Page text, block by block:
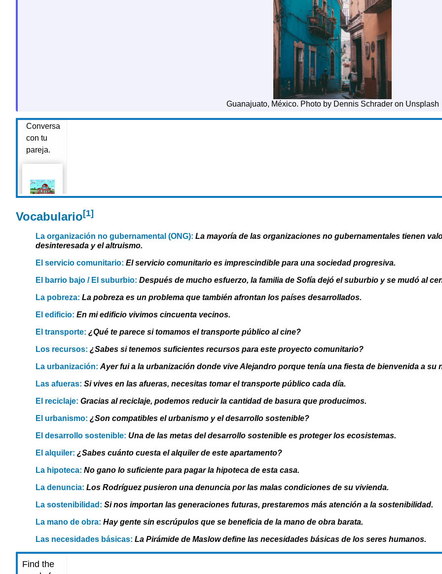
Guanajuato, México. Photo by Dennis Schrader on Unsplash
Vocabulario[1]
La organización no gubernamental (ONG): La mayoría de las organizaciones no gubernamentales tienen
desinteresada y el altruismo.
El servicio comunitario: El servicio comunitario es imprescindible para una sociedad progresiva.
El barrio bajo / El suburbio: Después de mucho esfuerzo, la familia de Sofía dejó el suburbio y se mudó al
La pobreza: La pobreza es un problema que también afrontan los países desarrollados.
El edificio: En mi edificio vivimos cincuenta vecinos.
El transporte: ¿Qué te parece si tomamos el transporte público al cine?
Los recursos: ¿Sabes si tenemos suficientes recursos para este proyecto comunitario?
La urbanización: Ayer fui a la urbanización donde vive Alejandro porque tenía una fiesta de bienvenida a su
Las afueras: Si vives en las afueras, necesitas tomar el transporte público cada día.
El reciclaje: Gracias al reciclaje, podemos reducir la cantidad de basura que producimos.
El urbanismo: ¿Son compatibles el urbanismo y el desarrollo sostenible?
El desarrollo sostenible: Una de las metas del desarrollo sostenible es proteger los ecosistemas.
El alquiler: ¿Sabes cuánto cuesta el alquiler de este apartamento?
La hipoteca: No gano lo suficiente para pagar la hipoteca de esta casa.
La denuncia: Los Rodríguez pusieron una denuncia por las malas condiciones de su vivienda.
La sostenibilidad: Si nos importan las generaciones futuras, prestaremos más atención a la sostenibilidad.
La mano de obra: Hay gente sin escrúpulos que se beneficia de la mano de obra barata.
Las necesidades básicas: La Pirámide de Maslow define las necesidades básicas de los seres humanos.